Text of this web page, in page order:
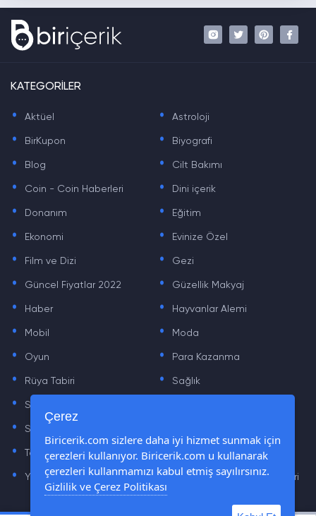
KATEGORİLER
. Aktüel . Astroloji
. BirKupon . Biyografi
. Blog . Cilt Bakımı
. Coin - Coin Haberleri . Dini içerik
. Donanım . Eğitim
. Ekonomi . Evinize Özel
. Film ve Dizi . Gezi
. Güncel Fiyatlar 2022 . Güzellik Makyaj
. Haber . Hayvanlar Alemi
. Mobil . Moda
. Oyun . Para Kazanma
. Rüya Tabiri . Sağlık
. Sinema .
. Sözler
. Teknoloji Haberleri . Yaşam
. Yazılım Haberleri . Yiyecek Önerileri ve Tarifleri
Çerez
Biricerik.com sizlere daha iyi hizmet sunmak için
çerezleri kullanıyor. Biricerik.com u kullanarak
çerezleri kullanmamızı kabul etmiş sayılırsınız.
Gizlilik ve Çerez Politikası